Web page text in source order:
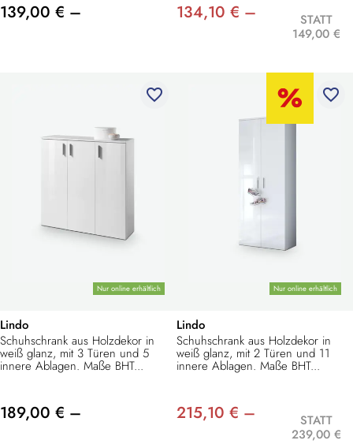
139,00 € – 134,10 € –
STATT
149,00 €
Nur online erhältlich
favorite_border
Lindo
Schuhschrank aus Holzdekor in
weiß glanz, mit 3 Türen und 5
innere Ablagen. Maße BHT...
189,00 € –
Nur online erhältlich
favorite_border
Lindo
Schuhschrank aus Holzdekor in
weiß glanz, mit 2 Türen und 11
innere Ablagen. Maße BHT...
215,10 € –
STATT
239,00 €